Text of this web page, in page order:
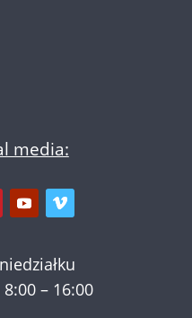
media:
– 16:00